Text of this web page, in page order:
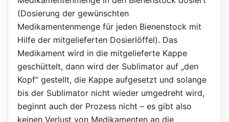
(Dosierung der gewünschten
Medikamentenmenge für jeden Bienenstock mit
Hilfe der mitgelieferten Dosierlöffel). Das
Medikament wird in die mitgelieferte Kappe
geschüttelt, dann wird der Sublimator auf „den
Kopf“ gestellt, die Kappe aufgesetzt und solange
bis der Sublimator nicht wieder umgedreht wird,
beginnt auch der Prozess nicht – es gibt also
keinen Verlust von Medikamenten an die